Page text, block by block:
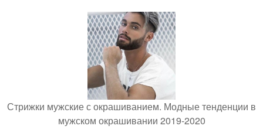
Стрижки мужские с окрашиванием. Модные тенденции в
мужском окрашивании 2019-2020